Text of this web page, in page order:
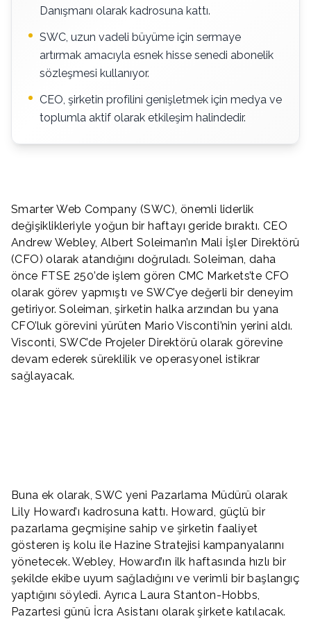
Danışmanı olarak kadrosuna kattı.
SWC, uzun vadeli büyüme için sermaye
artırmak amacıyla esnek hisse senedi abonelik
sözleşmesi kullanıyor.
CEO, şirketin profilini genişletmek için medya ve
toplumla aktif olarak etkileşim halindedir.
Smarter Web Company (SWC), önemli liderlik
değişiklikleriyle yoğun bir haftayı geride bıraktı. CEO
Andrew Webley, Albert Soleiman’ın Mali İşler Direktörü
(CFO) olarak atandığını doğruladı. Soleiman, daha
önce FTSE 250’de işlem gören CMC Markets’te CFO
olarak görev yapmıştı ve SWC’ye değerli bir deneyim
getiriyor. Soleiman, şirketin halka arzından bu yana
CFO’luk görevini yürüten Mario Visconti’nin yerini aldı.
Visconti, SWC’de Projeler Direktörü olarak görevine
devam ederek süreklilik ve operasyonel istikrar
sağlayacak.
Buna ek olarak, SWC yeni Pazarlama Müdürü olarak
Lily Howard’ı kadrosuna kattı. Howard, güçlü bir
pazarlama geçmişine sahip ve şirketin faaliyet
gösteren iş kolu ile Hazine Stratejisi kampanyalarını
yönetecek. Webley, Howard’ın ilk haftasında hızlı bir
şekilde ekibe uyum sağladığını ve verimli bir başlangıç
yaptığını söyledi. Ayrıca Laura Stanton-Hobbs,
Pazartesi günü İcra Asistanı olarak şirkete katılacak.